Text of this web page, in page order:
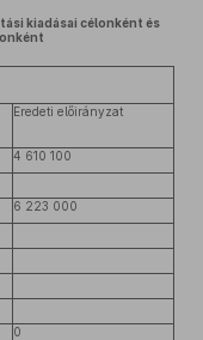
kiadásai célonként és
Eredeti előirányzat
4 610 100
6 223 000
0